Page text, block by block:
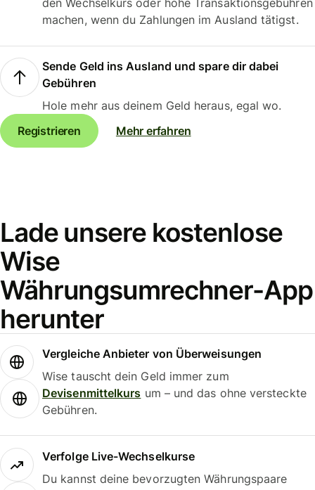
den Wechselkurs oder hohe Transaktionsgebühren
machen, wenn du Zahlungen im Ausland tätigst.
Sende Geld ins Ausland und spare dir dabei
Gebühren
Hole mehr aus deinem Geld heraus, egal wo.
Registrieren
Mehr erfahren
Lade unsere kostenlose
Wise
Währungsumrechner-App
herunter
Vergleiche Anbieter von Überweisungen
Wise tauscht dein Geld immer zum
Devisenmittelkurs um – und das ohne versteckte
Gebühren.
Verfolge Live-Wechselkurse
Du kannst deine bevorzugten Währungspaare